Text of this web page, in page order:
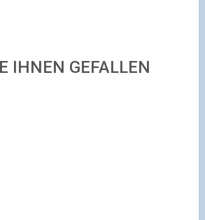
IHNEN GEFALLEN